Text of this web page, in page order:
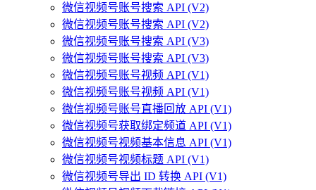
微信视频号账号搜索 API (V2)
微信视频号账号搜索 API (V2)
微信视频号账号搜索 API (V3)
微信视频号账号搜索 API (V3)
微信视频号账号视频 API (V1)
微信视频号账号视频 API (V1)
微信视频号账号直播回放 API (V1)
微信视频号获取绑定频道 API (V1)
微信视频号视频基本信息 API (V1)
微信视频号视频标题 API (V1)
微信视频号导出 ID 转换 API (V1)